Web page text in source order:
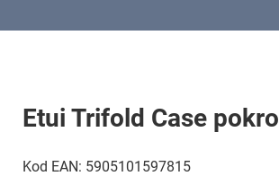
Etui Trifold Case
Kod EAN: 5905101597815